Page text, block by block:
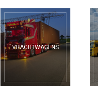
VRACHTWAGENS